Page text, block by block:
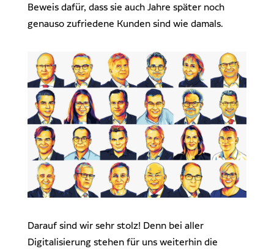
Beweis dafür, dass sie auch Jahre später noch
genauso zufriedene Kunden sind wie damals.
Darauf sind wir sehr stolz! Denn bei aller
Digitalisierung stehen für uns weiterhin die